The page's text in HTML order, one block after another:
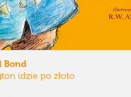
Bond
idzie po złoto